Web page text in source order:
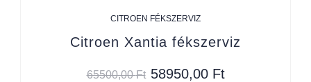
CITROEN FÉKSZERVIZ
Citroen Xantia fékszerviz
65500,00Ft 58950,00 Ft